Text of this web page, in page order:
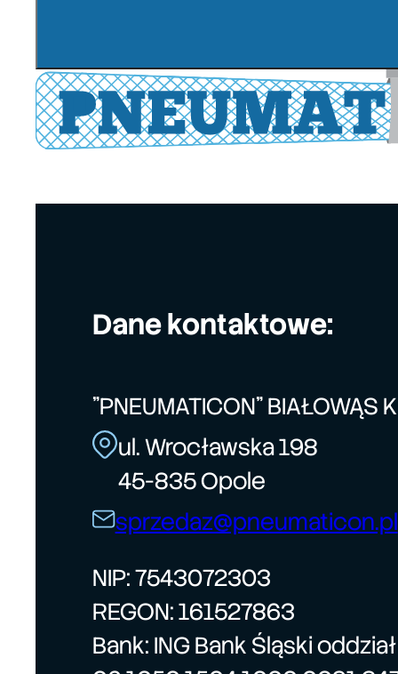
Dane kontaktowe:
"PNEUMATICON" BIAŁOWĄS
ul. Wrocławska 198
45-835 Opole
sprzedaz@pneumaticon.pl
NIP: 7543072303
REGON: 161527863
Bank: ING Bank Śląski